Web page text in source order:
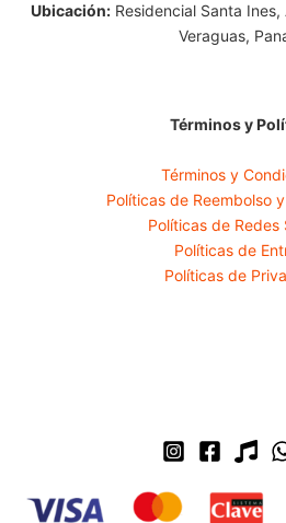
Ubicación:Residencial Santa Ines,
Veraguas,
Términos y
Términos y
Políticas de Reembolso
Políticas de Redes
Políticas de
Políticas de